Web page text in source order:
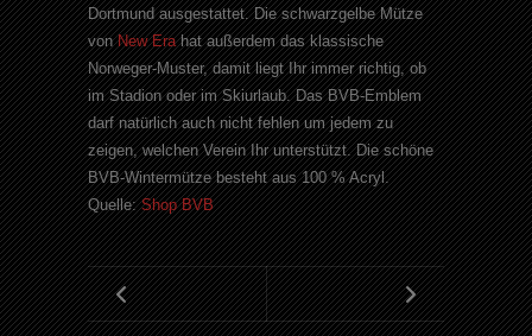
Dortmund ausgestattet. Die schwarzgelbe Mütze
vonNew Erahat außerdem das klassische
Norweger-Muster, damit liegt Ihr immer richtig, ob
im Stadion oder im Skiurlaub. Das BVB-Emblem
darf natürlich auch nicht fehlen um jedem zu
zeigen, welchen Verein Ihr unterstützt. Die schöne
BVB-Wintermütze besteht aus 100 % Acryl.
Quelle:Shop BVB